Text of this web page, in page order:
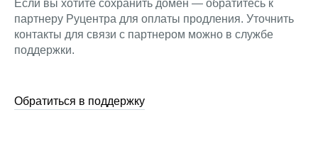
Если вы хотите сохранить домен — обратитесь к
партнеру Руцентра для оплаты продления. Уточнить
контакты для связи с партнером можно в службе
поддержки.
Обратиться в поддержку